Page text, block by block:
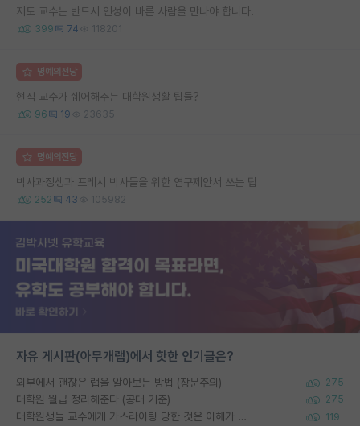
지도 교수는 반드시 인성이 바른 사람을 만나야 합니다.
399 74 118201
명예의전당
현직 교수가 쉐어해주는 대학원생활 팁들?
96 19 23635
명예의전당
박사과정생과 프레시 박사들을 위한 연구제안서 쓰는 팁
252 43 105982
자유 게시판(아무개랩)에서 핫한 인기글은?
외부에서 괜찮은 랩을 알아보는 방법 (장문주의) 275
대학원 월급 정리해준다 (공대 기준) 275
대학원생들 교수에게 가스라이팅 당한 것은 이해가 갑니다. 안타깝네요. 119